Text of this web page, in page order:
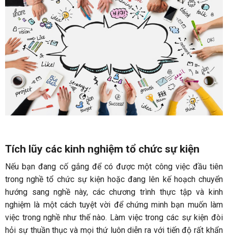
Tích lũy các kinh nghiệm tổ chức sự kiện
Nếu bạn đang cố gắng để có được một công việc đầu tiên
trong nghề tổ chức sự kiện hoặc đang lên kế hoạch chuyển
hướng sang nghề này, các chương trình thực tập và kinh
nghiệm là một cách tuyệt vời để chứng minh bạn muốn làm
việc trong nghề như thế nào. Làm việc trong các sự kiện đòi
hỏi sự thuần thục và mọi thứ luôn diễn ra với tiến độ rất khẩn